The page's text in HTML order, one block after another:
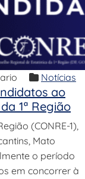
Notícias
ao
1ª Região
(CONRE-1),
Mato
o período
em concorrer à